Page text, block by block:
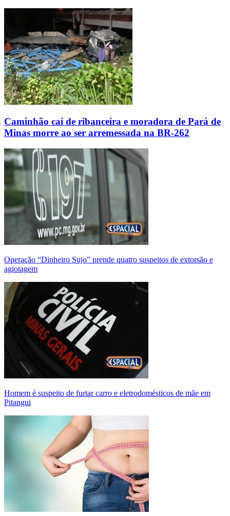
Caminhão cai de ribanceira e moradora de Pará de
Minas morre ao ser arremessada na BR-262
Operação “Dinheiro Sujo” prende quatro suspeitos de extorsão e
agiotagem
Homem é suspeito de furtar carro e eletrodomésticos de mãe em
Pitangui